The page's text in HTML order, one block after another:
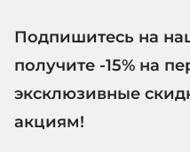
Подпишитесь на
получите -15% на
эксклюзивные
акциям!